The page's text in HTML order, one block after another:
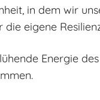
in dem wir
eigene
Energie